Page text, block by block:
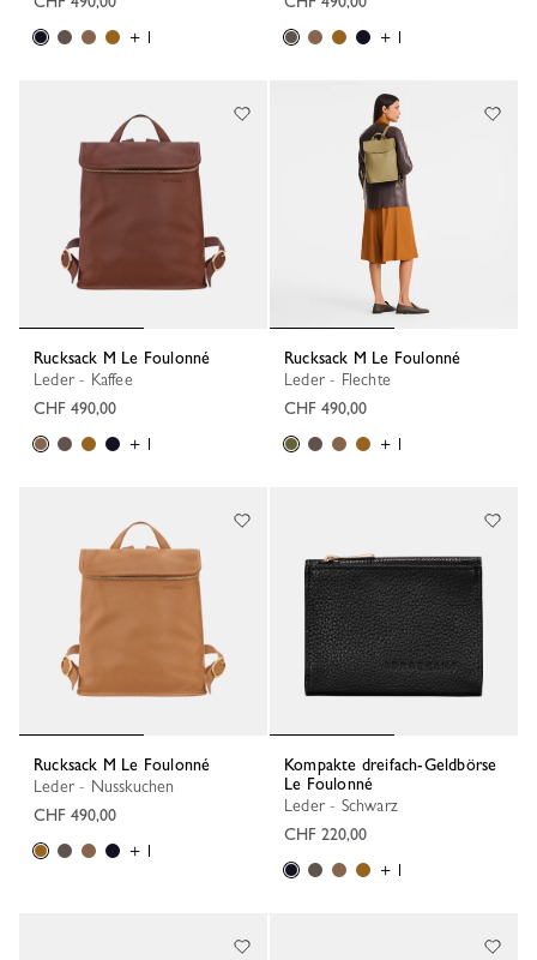
+ 1
+ 1
Rucksack M Le Foulonné
Leder - Kaffee
CHF 490,00
+ 1
Rucksack M Le Foulonné
Leder - Flechte
CHF 490,00
+ 1
Rucksack M Le Foulonné
Leder - Nusskuchen
CHF 490,00
+ 1
Kompakte dreifach-Geldbörse
Le Foulonné
Leder - Schwarz
CHF 220,00
+ 1